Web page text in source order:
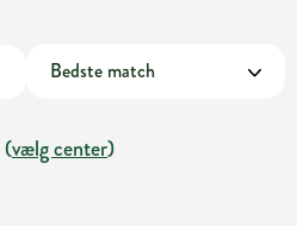
(vælg center)